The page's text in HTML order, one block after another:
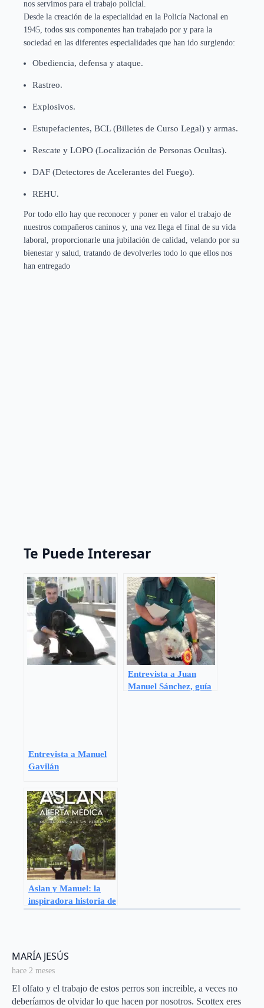
nos servimos para el trabajo policial.
Desde la creación de la especialidad en la Policía Nacional en
1945, todos sus componentes han trabajado por y para la
sociedad en las diferentes especialidades que han ido surgiendo:
Obediencia, defensa y ataque.
Rastreo.
Explosivos.
Estupefacientes, BCL (Billetes de Curso Legal) y armas.
Rescate y LOPO (Localización de Personas Ocultas).
DAF (Detectores de Acelerantes del Fuego).
REHU.
Por todo ello hay que reconocer y poner en valor el trabajo de
nuestros compañeros caninos y, una vez llega el final de su vida
laboral, proporcionarle una jubilación de calidad, velando por su
bienestar y salud, tratando de devolverles todo lo que ellos nos
han entregado
Te Puede Interesar
Entrevista a Manuel
Gavilán
Entrevista a Juan
Manuel Sánchez, guía
Aslan y Manuel: la
inspiradora historia de
MARÍA JESÚS
hace 2 meses
El olfato y el trabajo de estos perros son increible, a veces no
deberíamos de olvidar lo que hacen por nosotros. Scottex eres